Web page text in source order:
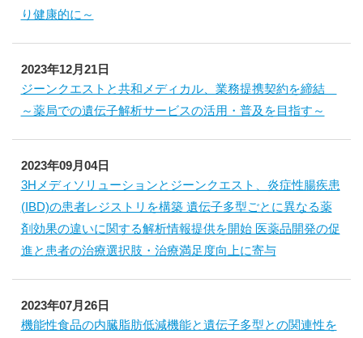
り健康的に～
2023年12月21日
ジーンクエストと共和メディカル、業務提携契約を締結
～薬局での遺伝子解析サービスの活用・普及を目指す～
2023年09月04日
3Hメディソリューションとジーンクエスト、炎症性腸疾患
(IBD)の患者レジストリを構築 遺伝子多型ごとに異なる薬
剤効果の違いに関する解析情報提供を開始 医薬品開発の促
進と患者の治療選択肢・治療満足度向上に寄与
2023年07月26日
機能性食品の内臓脂肪低減機能と遺伝子多型との関連性を